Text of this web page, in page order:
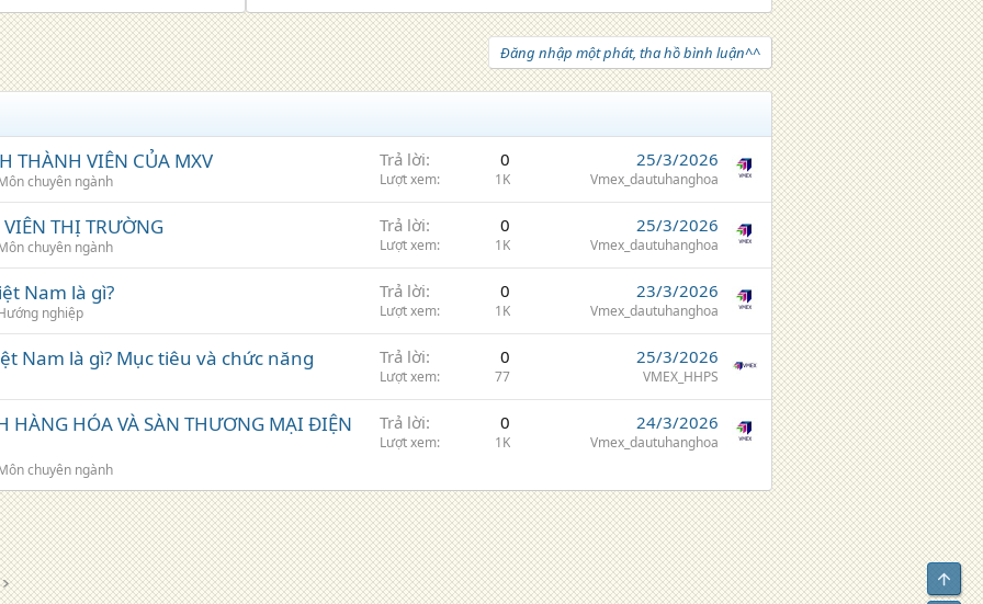
Đăng nhập một phát, tha hồ bình luận^^
THÀNH VIÊN CỦA MXV
chuyên ngành
Trả lời 0
Lượt xem 1K
25/3/2026
Vmex_dautuhanghoa
THỊ TRƯỜNG
chuyên ngành
Trả lời 0
Lượt xem 1K
25/3/2026
Vmex_dautuhanghoa
Nam là gì?
nghiệp
Trả lời 0
Lượt xem 1K
23/3/2026
Vmex_dautuhanghoa
Nam là gì? Mục tiêu và chức năng Trả lời 0
Lượt xem 77
25/3/2026
VMEX_HHPS
HÀNG HÓA VÀ SÀN THƯƠNG MẠI ĐIỆN
chuyên ngành
Trả lời 0
Lượt xem 1K
24/3/2026
Vmex_dautuhanghoa
Top